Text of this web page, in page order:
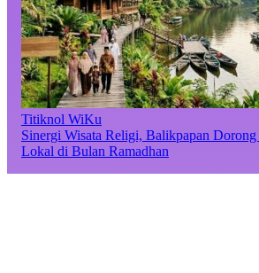
Titiknol WiKu
Sinergi Wisata Religi, Balikpapan Dorong
Lokal di Bulan Ramadhan